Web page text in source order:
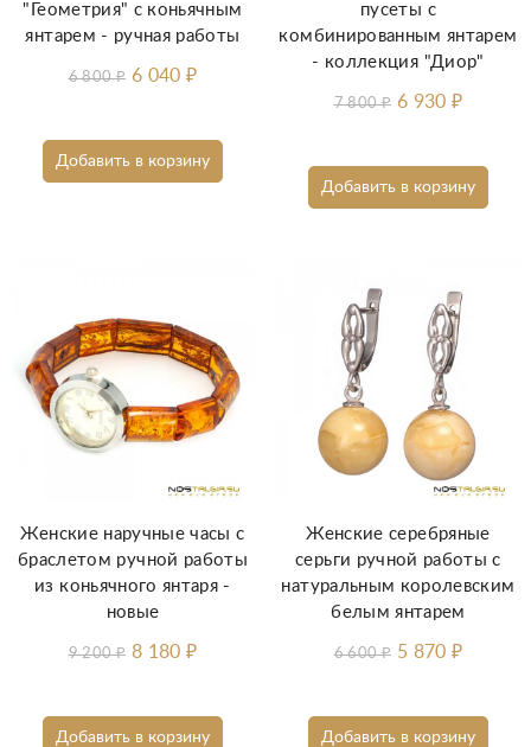
Добавить в корзину
"Геометрия" с коньячным
янтарем - ручная работы
6 800₽ 6 040₽
Добавить в корзину
пусеты с
комбинированным янтарем
- коллекция "Диор"
7 800₽ 6 930₽
Добавить в корзину
Женские наручные часы с
браслетом ручной работы
из коньячного янтаря -
новые
9 200₽ 8 180₽
Добавить в корзину
Женские серебряные
серьги ручной работы с
натуральным королевским
белым янтарем
6 600₽ 5 870₽